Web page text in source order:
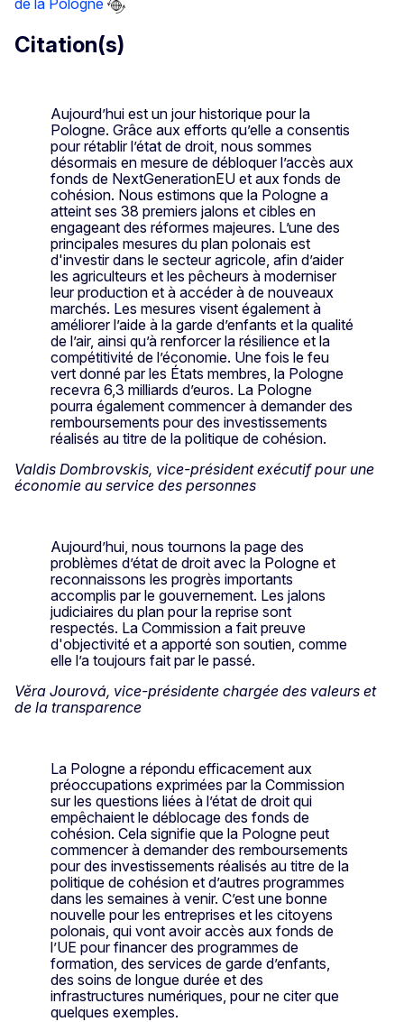
de la Pologne
Citation(s)
Aujourd’hui est un jour historique pour la
Pologne. Grâce aux efforts qu’elle a consentis
pour rétablir l’état de droit, nous sommes
désormais en mesure de débloquer l’accès aux
fonds de NextGenerationEU et aux fonds de
cohésion. Nous estimons que la Pologne a
atteint ses 38 premiers jalons et cibles en
engageant des réformes majeures. L’une des
principales mesures du plan polonais est
d'investir dans le secteur agricole, afin d’aider
les agriculteurs et les pêcheurs à moderniser
leur production et à accéder à de nouveaux
marchés. Les mesures visent également à
améliorer l’aide à la garde d’enfants et la qualité
de l’air, ainsi qu’à renforcer la résilience et la
compétitivité de l’économie. Une fois le feu
vert donné par les États membres, la Pologne
recevra 6,3 milliards d’euros. La Pologne
pourra également commencer à demander des
remboursements pour des investissements
réalisés au titre de la politique de cohésion.
Valdis Dombrovskis, vice-président exécutif pour une
économie au service des personnes
Aujourd’hui, nous tournons la page des
problèmes d’état de droit avec la Pologne et
reconnaissons les progrès importants
accomplis par le gouvernement. Les jalons
judiciaires du plan pour la reprise sont
respectés. La Commission a fait preuve
d'objectivité et a apporté son soutien, comme
elle l’a toujours fait par le passé.
Věra Jourová, vice-présidente chargée des valeurs et
de la transparence
La Pologne a répondu efficacement aux
préoccupations exprimées par la Commission
sur les questions liées à l’état de droit qui
empêchaient le déblocage des fonds de
cohésion. Cela signifie que la Pologne peut
commencer à demander des remboursements
pour des investissements réalisés au titre de la
politique de cohésion et d’autres programmes
dans les semaines à venir. C’est une bonne
nouvelle pour les entreprises et les citoyens
polonais, qui vont avoir accès aux fonds de
l’UE pour financer des programmes de
formation, des services de garde d’enfants,
des soins de longue durée et des
infrastructures numériques, pour ne citer que
quelques exemples.